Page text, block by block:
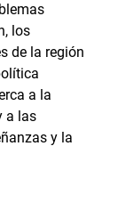
los
de la región
a la
a las
y la